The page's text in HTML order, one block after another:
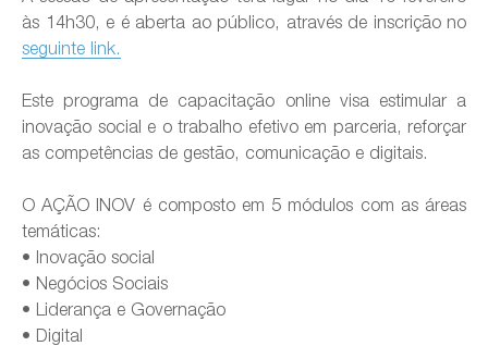
às 14h30, e é aberta ao público, através de inscrição no
seguinte link.
Este programa de capacitação online visa estimular a
inovação social e o trabalho efetivo em parceria, reforçar
as competências de gestão, comunicação e digitais.
O AÇÃO INOV é composto em 5 módulos com as áreas
temáticas:
• Inovação social
• Negócios Sociais
• Liderança e Governação
• Digital